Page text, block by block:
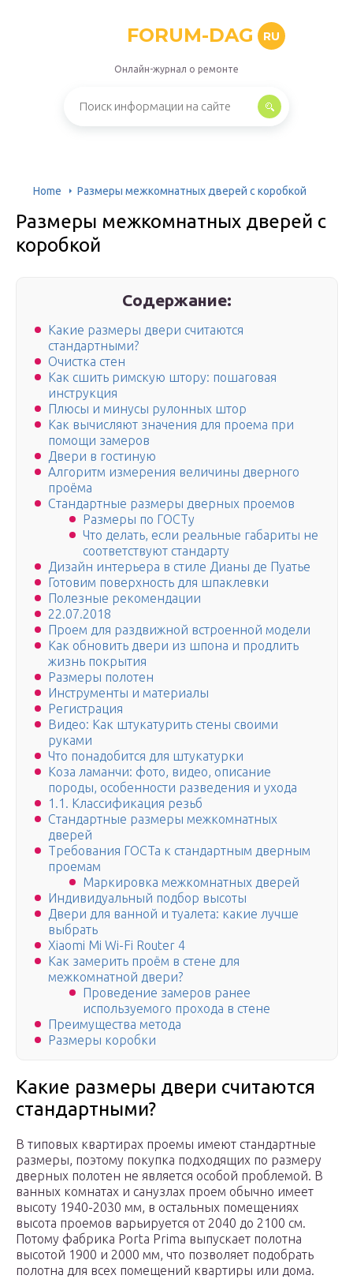
FORUM-DAG RU
Онлайн-журнал о ремонте
Home Размеры межкомнатных дверей с коробкой
Размеры межкомнатных дверей с
коробкой
Содержание:
Какие размеры двери считаются
стандартными?
Очистка стен
Как сшить римскую штору: пошаговая
инструкция
Плюсы и минусы рулонных штор
Как вычисляют значения для проема при
помощи замеров
Двери в гостиную
Алгоритм измерения величины дверного
проёма
Стандартные размеры дверных проемов
Размеры по ГОСТу
Что делать, если реальные габариты не
соответствуют стандарту
Дизайн интерьера в стиле Дианы де Пуатье
Готовим поверхность для шпаклевки
Полезные рекомендации
22.07.2018
Проем для раздвижной встроенной модели
Как обновить двери из шпона и продлить
жизнь покрытия
Размеры полотен
Инструменты и материалы
Регистрация
Видео: Как штукатурить стены своими
руками
Что понадобится для штукатурки
Коза ламанчи: фото, видео, описание
породы, особенности разведения и ухода
1.1. Классификация резьб
Стандартные размеры межкомнатных
дверей
Требования ГОСТа к стандартным дверным
проемам
Маркировка межкомнатных дверей
Индивидуальный подбор высоты
Двери для ванной и туалета: какие лучше
выбрать
Xiaomi Mi Wi-Fi Router 4
Как замерить проём в стене для
межкомнатной двери?
Проведение замеров ранее
используемого прохода в стене
Преимущества метода
Размеры коробки
Какие размеры двери считаются
стандартными?
В типовых квартирах проемы имеют стандартные
размеры, поэтому покупка подходящих по размеру
дверных полотен не является особой проблемой. В
ванных комнатах и санузлах проем обычно имеет
высоту 1940-2030 мм, в остальных помещениях
высота проемов варьируется от 2040 до 2100 см.
Потому фабрика Porta Prima выпускает полотна
высотой 1900 и 2000 мм, что позволяет подобрать
полотна для всех помещений квартиры или дома.